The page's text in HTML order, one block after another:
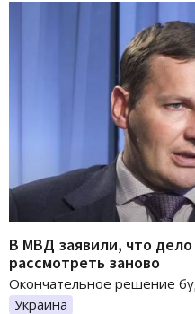
В МВД заявили, что
рассмотреть заново
Окончательное решение
Украина